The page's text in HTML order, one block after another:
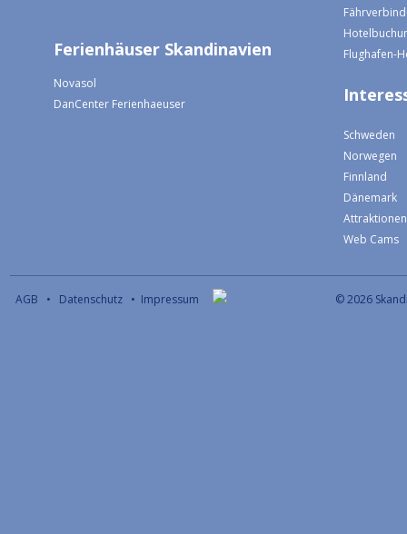
Ferienhäuser Skandinavien
Novasol
DanCenter Ferienhaeuser
Flughafen-
Schweden
Norwegen
Finnland
Dänemark
Attraktionen
Web Cams
© 2026
AGB • Datenschutz • Impressum